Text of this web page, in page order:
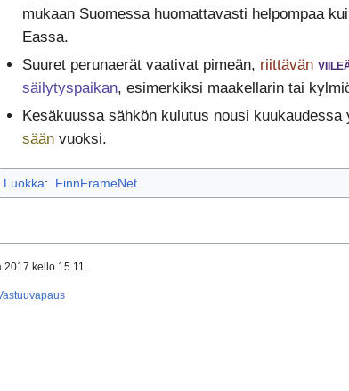
mukaan Suomessa huomattavasti helpompaa
Eassa.
Suuret perunaerät vaativat pimeän, riittävän
säilytyspaikan, esimerkiksi maakellarin tai
Kesäkuussa sähkön kulutus nousi
säänvuoksi.
Luokka: FinnFrameNet
2017 kello 15.11.